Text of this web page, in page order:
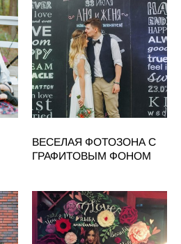
ВЕСЕЛАЯ ФОТОЗОНА С
ГРАФИТОВЫМ ФОНОМ